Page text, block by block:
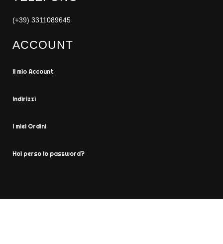
(+39) 3311089645
ACCOUNT
Il mio Account
Indirizzi
I miei Ordini
Hai perso la password?